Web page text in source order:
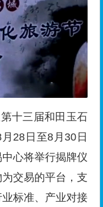
十三届和田玉石
28日至8月30日
心将举行揭牌仪
交易的平台，支
标准、产业对接